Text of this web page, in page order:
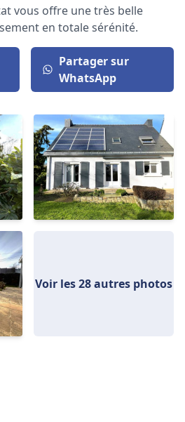
vous offre une très belle
en totale sérénité.
Partager sur
WhatsApp
Voir les 28 autres photos